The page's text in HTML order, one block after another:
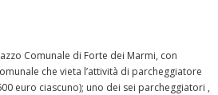
Comunale di Forte dei Marmi, con
che vieta l’attività di parcheggiatore
euro ciascuno); uno dei sei parcheggiatori ,